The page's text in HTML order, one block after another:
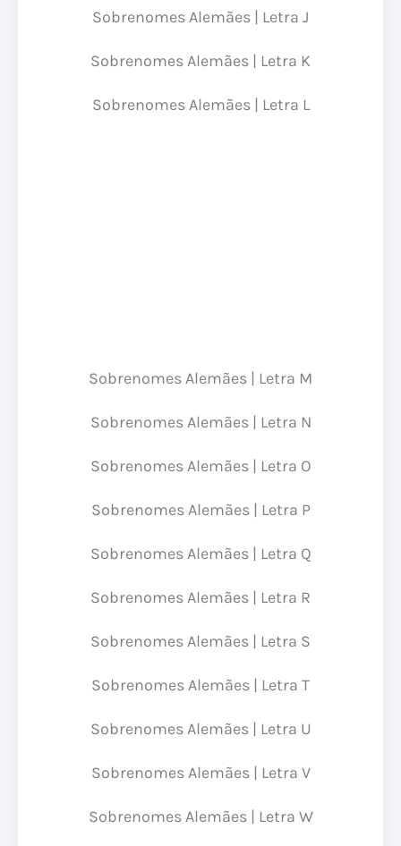
Sobrenomes Alemães | Letra J
Sobrenomes Alemães | Letra K
Sobrenomes Alemães | Letra L
Sobrenomes Alemães | Letra M
Sobrenomes Alemães | Letra N
Sobrenomes Alemães | Letra O
Sobrenomes Alemães | Letra P
Sobrenomes Alemães | Letra Q
Sobrenomes Alemães | Letra R
Sobrenomes Alemães | Letra S
Sobrenomes Alemães | Letra T
Sobrenomes Alemães | Letra U
Sobrenomes Alemães | Letra V
Sobrenomes Alemães | Letra W